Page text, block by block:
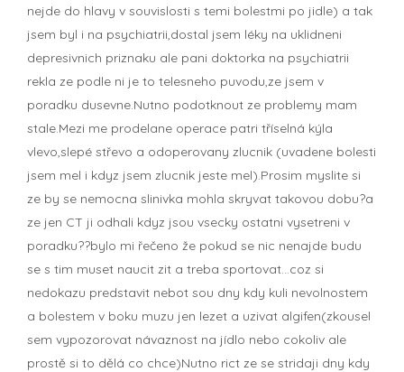
nejde do hlavy v souvislosti s temi bolestmi po jidle) a tak
jsem byl i na psychiatrii,dostal jsem léky na uklidneni
depresivnich priznaku ale pani doktorka na psychiatrii
rekla ze podle ni je to telesneho puvodu,ze jsem v
poradku dusevne.Nutno podotknout ze problemy mam
stale.Mezi me prodelane operace patri tříselná kýla
vlevo,slepé střevo a odoperovany zlucnik (uvadene bolesti
jsem mel i kdyz jsem zlucnik jeste mel).Prosim myslite si
ze by se nemocna slinivka mohla skryvat takovou dobu?a
ze jen CT ji odhali kdyz jsou vsecky ostatni vysetreni v
poradku??bylo mi řečeno že pokud se nic nenajde budu
se s tim muset naucit zit a treba sportovat...coz si
nedokazu predstavit nebot sou dny kdy kuli nevolnostem
a bolestem v boku muzu jen lezet a uzivat algifen(zkousel
sem vypozorovat návaznost na jídlo nebo cokoliv ale
prostě si to dělá co chce)Nutno rict ze se stridaji dny kdy